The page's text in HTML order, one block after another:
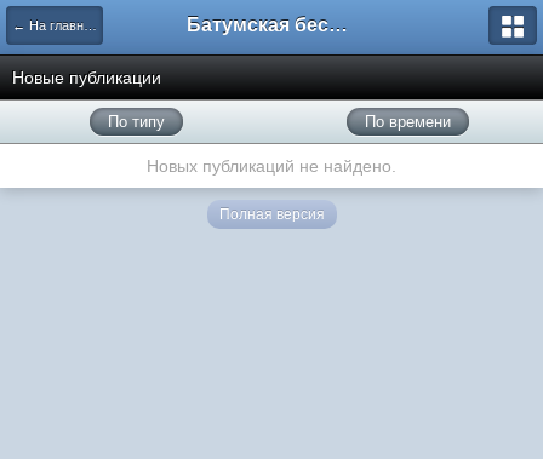
← На главную Батумская беседка
Новые публикации
По типу По времени
Новых публикаций не найдено.
Полная версия